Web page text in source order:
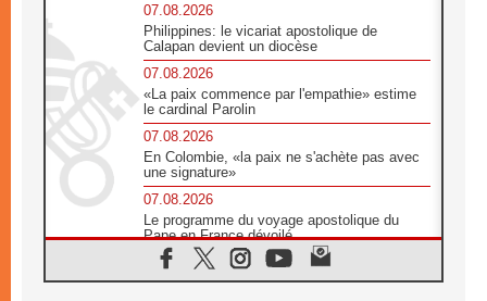
07.08.2026
Philippines: le vicariat apostolique de
Calapan devient un diocèse
07.08.2026
«La paix commence par l'empathie» estime
le cardinal Parolin
07.08.2026
En Colombie, «la paix ne s'achète pas avec
une signature»
07.08.2026
Le programme du voyage apostolique du
Pape en France dévoilé
07.08.2026
1ère Conférence continentale sur l'éducation